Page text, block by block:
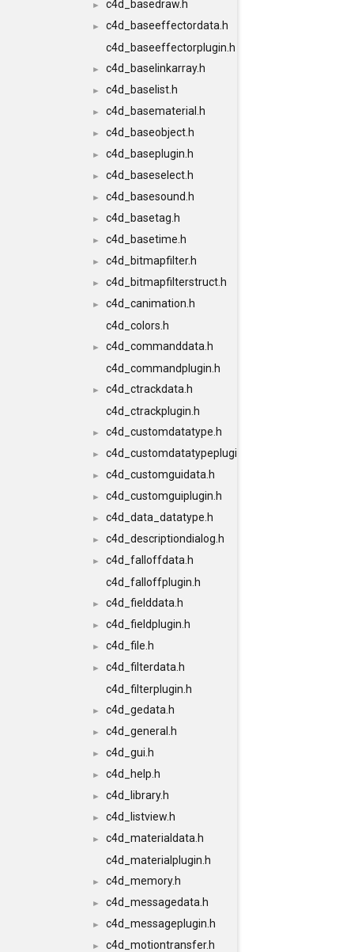
► c4d_basedraw.h
►
c4d_baseeffectordata.h
c4d_baseeffectorplugin.h
► c4d_baselinkarray.h
► c4d_baselist.h
► c4d_basematerial.h
► c4d_baseobject.h
► c4d_baseplugin.h
► c4d_baseselect.h
► c4d_basesound.h
► c4d_basetag.h
► c4d_basetime.h
► c4d_bitmapfilter.h
► c4d_bitmapfilterstruct.h
►
c4d_canimation.h
c4d_colors.h
►
c4d_commanddata.h
c4d_commandplugin.h
►
c4d_ctrackdata.h
c4d_ctrackplugin.h
► c4d_customdatatype.h
► c4d_customdatatypeplugin.h
► c4d_customguidata.h
► c4d_customguiplugin.h
► c4d_data_datatype.h
► c4d_descriptiondialog.h
►
c4d_falloffdata.h
c4d_falloffplugin.h
► c4d_fielddata.h
► c4d_fieldplugin.h
► c4d_file.h
►
c4d_filterdata.h
c4d_filterplugin.h
► c4d_gedata.h
► c4d_general.h
► c4d_gui.h
► c4d_help.h
► c4d_library.h
► c4d_listview.h
►
c4d_materialdata.h
c4d_materialplugin.h
► c4d_memory.h
► c4d_messagedata.h
► c4d_messageplugin.h
► c4d_motiontransfer.h